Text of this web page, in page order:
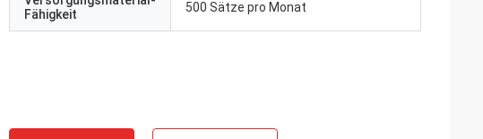
Fähigkeit
500 Sätze pro Monat